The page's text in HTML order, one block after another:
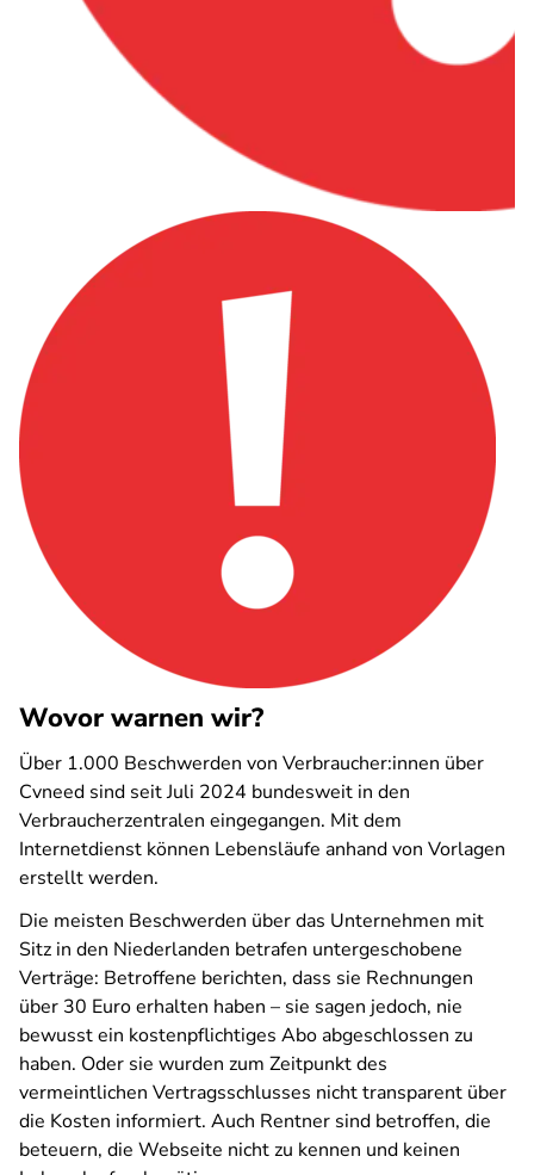
Wovor warnen wir?
Über 1.000 Beschwerden von Verbraucher:innen über
Cvneed sind seit Juli 2024 bundesweit in den
Verbraucherzentralen eingegangen. Mit dem
Internetdienst können Lebensläufe anhand von Vorlagen
erstellt werden.
Die meisten Beschwerden über das Unternehmen mit
Sitz in den Niederlanden betrafen untergeschobene
Verträge: Betroffene berichten, dass sie Rechnungen
über 30 Euro erhalten haben – sie sagen jedoch, nie
bewusst ein kostenpflichtiges Abo abgeschlossen zu
haben. Oder sie wurden zum Zeitpunkt des
vermeintlichen Vertragsschlusses nicht transparent über
die Kosten informiert. Auch Rentner sind betroffen, die
beteuern, die Webseite nicht zu kennen und keinen